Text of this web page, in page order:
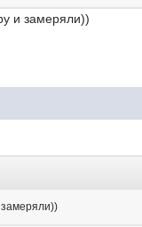
и замеряли))